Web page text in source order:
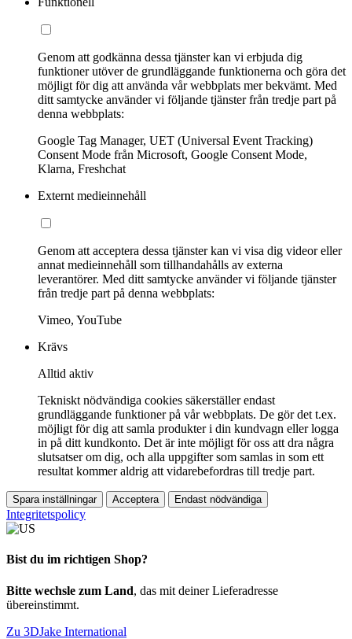
Genom att godkänna dessa tjänster kan vi erbjuda dig
funktioner utöver de grundläggande funktionerna och göra det
möjligt för dig att använda vår webbplats mer bekvämt. Med
ditt samtycke använder vi följande tjänster från tredje part på
denna webbplats:
Google Tag Manager, UET (Universal Event Tracking)
Consent Mode från Microsoft, Google Consent Mode,
Klarna, Freshchat
Externt medieinnehåll
Genom att acceptera dessa tjänster kan vi visa dig videor eller
annat medieinnehåll som tillhandahålls av externa
leverantörer. Med ditt samtycke använder vi följande tjänster
från tredje part på denna webbplats:
Vimeo, YouTube
Krävs
Alltid aktiv
Tekniskt nödvändiga cookies säkerställer endast
grundläggande funktioner på vår webbplats. De gör det t.ex.
möjligt för dig att samla produkter i din kundvagn eller logga
in på ditt kundkonto. Det är inte möjligt för oss att dra några
slutsatser om dig, och alla uppgifter som samlas in som ett
resultat kommer aldrig att vidarebefordras till tredje part.
Spara inställningar Acceptera Endast nödvändiga
Integritetspolicy
Bist du im richtigen Shop?
Bitte wechsle zum Land, das mit deiner Lieferadresse
übereinstimmt.
Zu 3DJake International